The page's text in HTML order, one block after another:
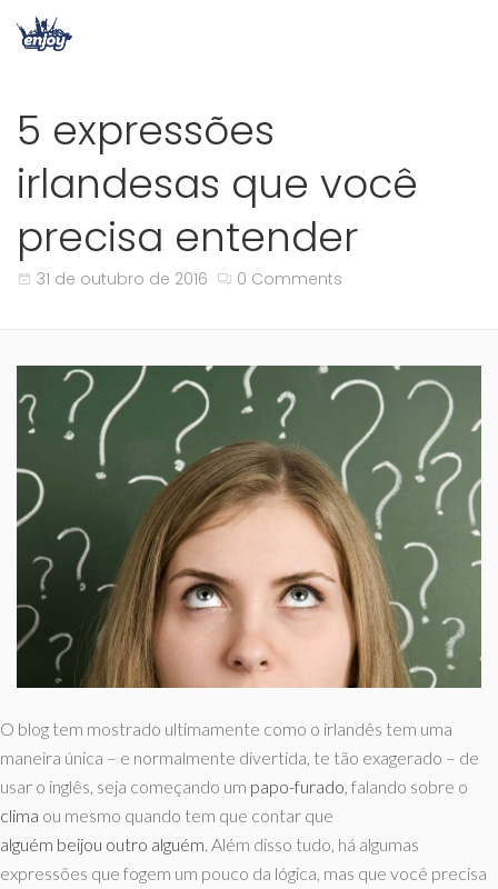
5 expressões
irlandesas que você
precisa entender
31 de outubro de 2016 0 Comments
O blog tem mostrado ultimamente como o irlandês tem uma
maneira única – e normalmente divertida, te tão exagerado – de
usar o inglês, seja começando um papo-furado , falando sobre o
clima ou mesmo quando tem que contar que
alguém beijou outro alguém . Além disso tudo, há algumas
expressões que fogem um pouco da lógica, mas que você precisa